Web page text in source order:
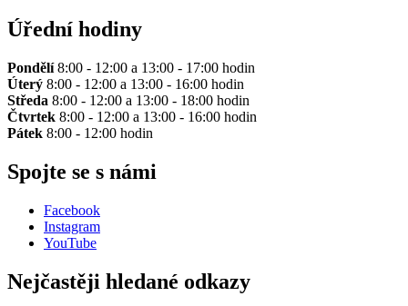
Úřední hodiny
Pondělí8:00 - 12:00 a 13:00 - 17:00 hodin
Úterý 8:00 - 12:00 a 13:00 - 16:00 hodin
Středa 8:00 - 12:00 a 13:00 - 18:00 hodin
Čtvrtek 8:00 - 12:00 a 13:00 - 16:00 hodin
Pátek 8:00 - 12:00 hodin
Spojte se s námi
Facebook
Instagram
YouTube
Nejčastěji hledané odkazy